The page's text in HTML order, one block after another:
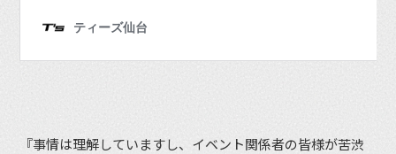
『事情は理解していますし、イベント関係者の皆様が苦渋